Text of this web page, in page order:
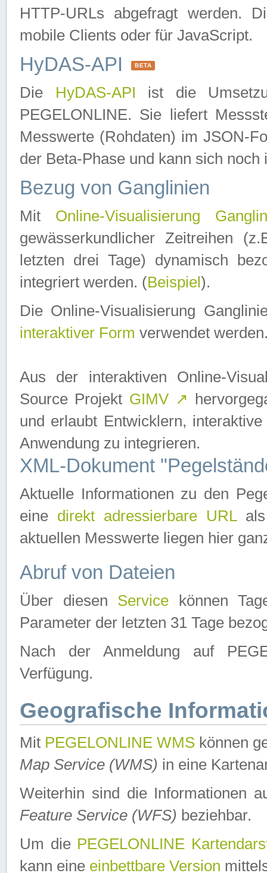
HTTP-URLs abgefragt werden.
mobile Clients oder für JavaScript.
HyDAS-API BETA
Die HyDAS-API ist die
PEGELONLINE. Sie liefert
Messwerte (Rohdaten) im JSON-
der Beta-Phase und kann sich noch
Bezug von Ganglinien
Mit Online-Visualisierung
gewässerkundlicher Zeitreihen
letzten drei Tage) dynamisch
integriert werden. (Beispiel ).
Die Online-Visualisierung
interaktiver Form verwendet
Aus der interaktiven Online-
Source Projekt GIMV ↗
und erlaubt Entwicklern,
Anwendung zu integrieren.
XML-Dokument
Aktuelle Informationen zu den
eine direkt adressierbare URLals
aktuellen Messwerte liegen hier
Abruf von Dateien
Über diesen Service können
Parameter der letzten 31 Tage
Nach der Anmeldung auf
Verfügung.
Geografische
Mit PEGELONLINE WMS können
Map Service (WMS) in eine
Weiterhin sind die Informationen
Feature Service (WFS) beziehbar.
Um die PEGELONLINE
kann eine einbettbare Version